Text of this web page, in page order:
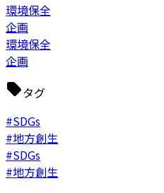
環境保全
企画
環境保全
企画
タグ
#SDGs
#地方創生
#SDGs
#地方創生